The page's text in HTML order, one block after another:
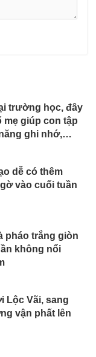
trường học, đây
mẹ giúp con tập
ghi nhớ,
dễ có thêm
vào cuối tuần
pháo trắng giòn
không nổi
Lộc Vãi, sang
vận phất lên